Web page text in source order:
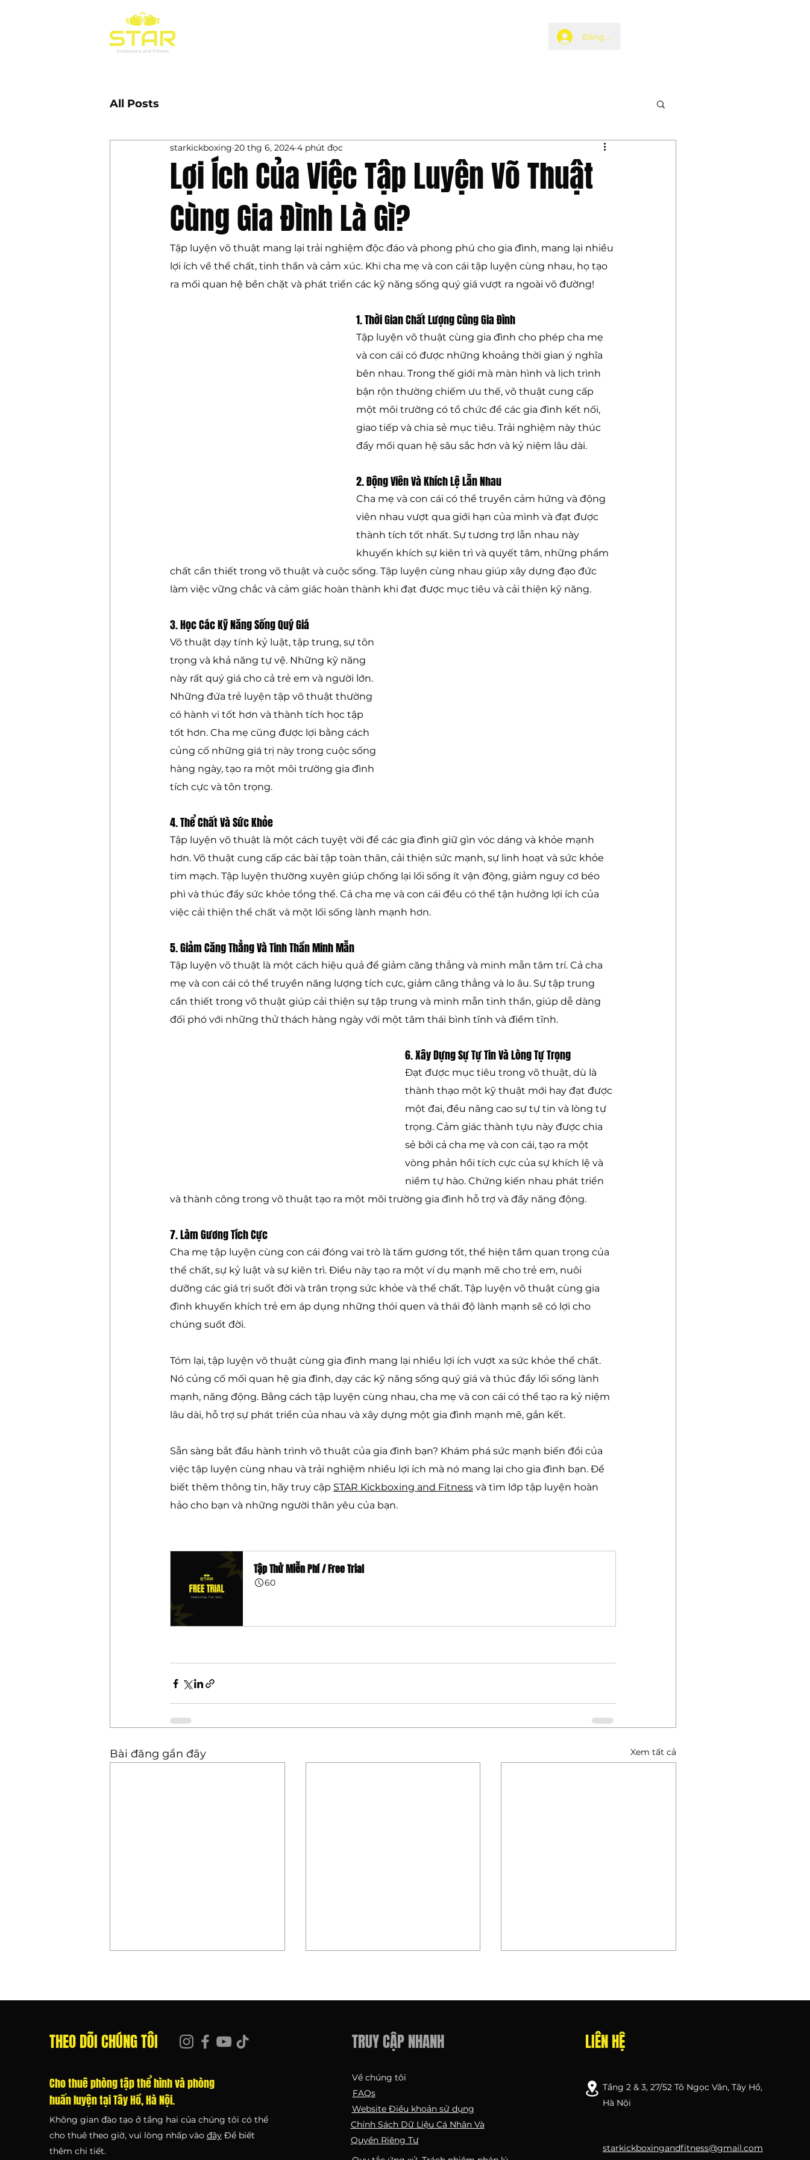
Đăng nhập
All Posts
Lợi Ích Của Việc Tập Luyện Võ Thuật
Cùng Gia Đình Là Gì?
starkickboxing 20 thg 6, 2024 4 phút đọc
Tập luyện võ thuật mang lại trải nghiệm độc đáo và phong phú cho gia đình, mang lại nhiều
lợi ích về thể chất, tinh thần và cảm xúc. Khi cha mẹ và con cái tập luyện cùng nhau, họ tạo
ra mối quan hệ bền chặt và phát triển các kỹ năng sống quý giá vượt ra ngoài võ đường!
1. Thời Gian Chất Lượng Cùng Gia Đình
Tập luyện võ thuật cùng gia đình cho phép cha mẹ
và con cái có được những khoảng thời gian ý nghĩa
bên nhau. Trong thế giới mà màn hình và lịch trình
bận rộn thường chiếm ưu thế, võ thuật cung cấp
một môi trường có tổ chức để các gia đình kết nối,
giao tiếp và chia sẻ mục tiêu. Trải nghiệm này thúc
đẩy mối quan hệ sâu sắc hơn và kỷ niệm lâu dài.
2. Động Viên Và Khích Lệ Lẫn Nhau
Cha mẹ và con cái có thể truyền cảm hứng và động
viên nhau vượt qua giới hạn của mình và đạt được
thành tích tốt nhất. Sự tương trợ lẫn nhau này
khuyến khích sự kiên trì và quyết tâm, những phẩm
chất cần thiết trong võ thuật và cuộc sống. Tập luyện cùng nhau giúp xây dựng đạo đức
làm việc vững chắc và cảm giác hoàn thành khi đạt được mục tiêu và cải thiện kỹ năng.
3. Học Các Kỹ Năng Sống Quý Giá
Võ thuật dạy tính kỷ luật, tập trung, sự tôn
trọng và khả năng tự vệ. Những kỹ năng
này rất quý giá cho cả trẻ em và người lớn.
Những đứa trẻ luyện tập võ thuật thường
có hành vi tốt hơn và thành tích học tập
tốt hơn. Cha mẹ cũng được lợi bằng cách
củng cố những giá trị này trong cuộc sống
hàng ngày, tạo ra một môi trường gia đình
tích cực và tôn trọng.
4. Thể Chất Và Sức Khỏe
Tập luyện võ thuật là một cách tuyệt vời để các gia đình giữ gìn vóc dáng và khỏe mạnh
hơn. Võ thuật cung cấp các bài tập toàn thân, cải thiện sức mạnh, sự linh hoạt và sức khỏe
tim mạch. Tập luyện thường xuyên giúp chống lại lối sống ít vận động, giảm nguy cơ béo
phì và thúc đẩy sức khỏe tổng thể. Cả cha mẹ và con cái đều có thể tận hưởng lợi ích của
việc cải thiện thể chất và một lối sống lành mạnh hơn.
5. Giảm Căng Thẳng Và Tinh Thần Minh Mẫn
Tập luyện võ thuật là một cách hiệu quả để giảm căng thẳng và minh mẫn tâm trí. Cả cha
mẹ và con cái có thể truyền năng lượng tích cực, giảm căng thẳng và lo âu. Sự tập trung
cần thiết trong võ thuật giúp cải thiện sự tập trung và minh mẫn tinh thần, giúp dễ dàng
đối phó với những thử thách hàng ngày với một tâm thái bình tĩnh và điềm tĩnh.
6. Xây Dựng Sự Tự Tin Và Lòng Tự Trọng
Đạt được mục tiêu trong võ thuật, dù là
thành thạo một kỹ thuật mới hay đạt được
một đai, đều nâng cao sự tự tin và lòng tự
trọng. Cảm giác thành tựu này được chia
sẻ bởi cả cha mẹ và con cái, tạo ra một
vòng phản hồi tích cực của sự khích lệ và
niềm tự hào. Chứng kiến nhau phát triển
và thành công trong võ thuật tạo ra một môi trường gia đình hỗ trợ và đầy năng động.
7. Làm Gương Tích Cực
Cha mẹ tập luyện cùng con cái đóng vai trò là tấm gương tốt, thể hiện tầm quan trọng của
thể chất, sự kỷ luật và sự kiên trì. Điều này tạo ra một ví dụ mạnh mẽ cho trẻ em, nuôi
dưỡng các giá trị suốt đời và trân trọng sức khỏe và thể chất. Tập luyện võ thuật cùng gia
đình khuyến khích trẻ em áp dụng những thói quen và thái độ lành mạnh sẽ có lợi cho
chúng suốt đời.
Tóm lại, tập luyện võ thuật cùng gia đình mang lại nhiều lợi ích vượt xa sức khỏe thể chất.
Nó củng cố mối quan hệ gia đình, dạy các kỹ năng sống quý giá và thúc đẩy lối sống lành
mạnh, năng động. Bằng cách tập luyện cùng nhau, cha mẹ và con cái có thể tạo ra kỷ niệm
lâu dài, hỗ trợ sự phát triển của nhau và xây dựng một gia đình mạnh mẽ, gắn kết.
Sẵn sàng bắt đầu hành trình võ thuật của gia đình bạn? Khám phá sức mạnh biến đổi của
việc tập luyện cùng nhau và trải nghiệm nhiều lợi ích mà nó mang lại cho gia đình bạn. Để
biết thêm thông tin, hãy truy cập STAR Kickboxing and Fitness và tìm lớp tập luyện hoàn
hảo cho bạn và những người thân yêu của bạn.
Tập Thử Miễn Phí / Free Trial
60
Bài đăng gần đây Xem tất cả
Đếm Ngược Đã Bắt Đầu! 27/52 Tô
Ngọc Vân - Ngôi Nhà Mới Của
Chúng Tôi Khai Trương Vào Ngày
17 Tháng 7
Một Ngôi Nhà Mới. Một Tầm Nhìn
Mới. Chào Mừng Đến Với Tương
Lai Của STAR - Tô Ngọc Vân, Tây
THEO DÕI CHÚNG TÔI
Cho thuê phòng tập thể hình và phòng
huấn luyện tại Tây Hồ, Hà Nội.
Không gian đào tạo ở tầng hai của chúng tôi có thể
cho thuê theo giờ, vui lòng nhấp vào đâyĐể biết
thêm chi tiết.
TRUY CẬP NHANH
Về chúng tôi
FAQs
Website Điều khoản sử dụng
Chính Sách Dữ Liệu Cá Nhân Và
Quyền Riêng Tư
LIÊN HỆ
Tầng 2 & 3, 27/52 Tô Ngọc Vân, Tây Hồ,
Hà Nội
starkickboxingandfitness@gmail.com